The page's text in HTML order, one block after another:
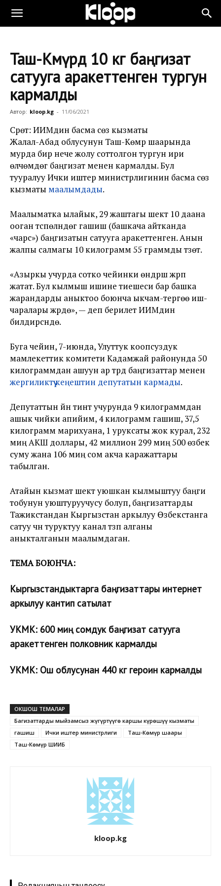
Таш-Көмүрдө 10 кг баңгизат
сатууга аракеттенген тургун
кармалды
Автор: kloop.kg - 11/06/2021
Сүрөт: ИИМдин басма сөз кызматы
Жалал-Абад облусунун Таш-Көмүр шаарында
мурда бир нече жолу соттолгон тургун ири
өлчөмдөгү баңгизат менен кармалды. Бул
тууралуу Ички иштер министрлигинин басма сөз
кызматы маалымдады.
Маалыматка ылайык, 29 жаштагы шектүү 10 даана
ооган түспөлүндөгү гашиш (башкача айтканда
«чарс») баңгизатын сатууга аракеттенген. Анын
жалпы салмагы 10 килограмм 55 граммды түзөт.
«Азыркы учурда сотко чейинки өндүрүш жүрүп
жатат. Бул кылмыш ишине тиешеси бар башка
жарандарды аныктоо боюнча ыкчам-тергөө иш-
чаралары жүрүүдө», — деп берилет ИИМдин
билдирүүсүндө.
Буга чейин, 7-июнда, Улуттук коопсуздук
мамлекеттик комитети Кадамжай районунда 50
килограммдан ашуун ар түрдүү баңгизаттар менен
жергиликтүү кеңештин депутатын кармады.
Депутаттын үйүн тинтүү учурунда 9 килограммдан
ашык чийки апийим, 4 килограмм гашиш, 37,5
килограмм марихуана, 1 уруксаты жок курал, 232
миң АКШ доллары, 42 миллион 299 миң 500 өзбек
суму жана 106 миң сом акча каражаттары
табылган.
Атайын кызмат шектүү уюшкан кылмыштуу баңги
тобунун уюштуруучусу болуп, баңгизаттарды
Тажикстандан Кыргызстан аркылуу Өзбекстанга
сатуу үчүн туруктуу канал түзүп алганы
аныкталганын маалымдаган.
ТЕМА БОЮНЧА:
Кыргызстандыктарга баңгизаттары интернет
аркылуу кантип сатылат
УКМК: 600 миң сомдук баңгизат сатууга
аракеттенген полковник кармалды
УКМК: Ош облусунан 440 кг героин кармалды
ОКШОШ ТЕМАЛАР
Баңгизаттарды мыйзамсыз жүгүртүүгө каршы күрөшүү кызматы
гашиш
Ички иштер министрлиги
Таш-Көмүр шаары
Таш-Көмүр ШИИБ
kloop.kg